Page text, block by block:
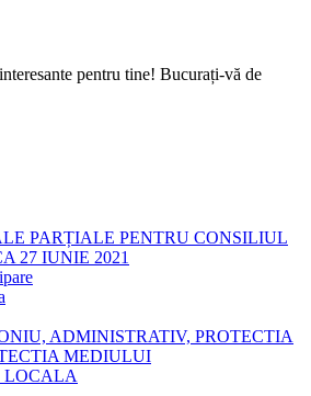
pentru tine! Bucurați-vă de
PARȚIALE PENTRU CONSILIUL
27 IUNIE 2021
ADMINISTRATIV, PROTECTIA
MEDIULUI
LOCALA